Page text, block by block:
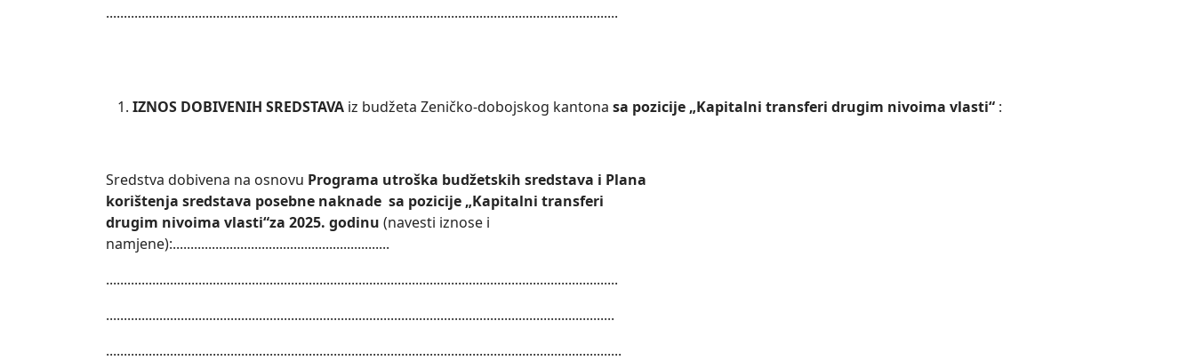
................................................................................................................................................
IZNOS DOBIVENIH SREDSTAVA iz budžeta Zeničko-dobojskog kantona sa pozicije „Kapitalni transferi drugim nivoima vlasti“ :
Sredstva dobivena na osnovu Programa utroška budžetskih sredstava i Plana
korištenja sredstava posebne naknade sa pozicije „Kapitalni transferi
drugim nivoima vlasti“za 2025. godinu (navesti iznose i
namjene):.............................................................
................................................................................................................................................
...............................................................................................................................................
.................................................................................................................................................